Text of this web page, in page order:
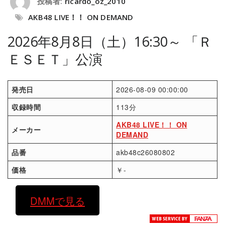
AKB48 LIVE！！ ON DEMAND
2026年8月8日（土）16:30～ 「Ｒ
ＥＳＥＴ」公演
発売日
2026-08-09 00:00:00
収録時間
113分
メーカー
AKB48 LIVE！！ ON
DEMAND
品番
akb48c26080802
価格
￥-
DMMで見る